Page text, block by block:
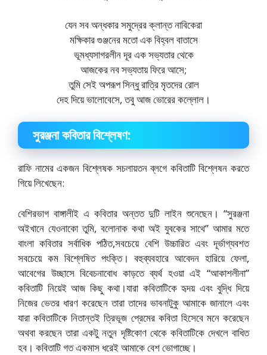
যেন সব অন্ধকার সমুদ্রের ক্লান্ত নাবিকেরা
মক্ষিকার গুঞ্জনের মতো এক বিহ্বল বাতাসে
ভূমধ্যসাগরলীন দূর এক সভ্যতার থেকে
আজকের নব সভ্যতায় ফিরে আসে;
তুমি সেই অপরূপ সিন্ধু রাত্রি মৃতদের রোল
দেহ দিয়ে ভালোবেসে, তবু আজ ভোরের কল্লোল।
সুরঞ্জনা কবিতার বিশ্লেষণ:
রাফি নামের একজন বিশ্লেষক সচলায়তন ব্লগে কবিতাটি বিশ্লেষন করতে
গিয়ে লিখেছেন:
বেশিরভাগ বাঙ্গালীই এ কবিতার অন্তত দুটি লাইন শুনেছেন। “সুরঞ্জনা
অইখানে যেওনাকো তুমি, বলোনাক কথা অই যুবকের সাথে” আমার মতে
বাংলা কবিতার সর্বাধিক পঠিত,সবচেয়ে বেশি উচ্চারিত এবং দূর্ভাগ্যবশত
সবচেয়ে কম বিশ্লেষিত পংক্তি। বহুব্যবহারে আবেদন হারিয়ে ফেলা,
আবেগের উচ্ছাসে বিবেচনাবোধ কাড়তে ব্যর্থ হওয়া এই “আকাশলীনা”
কবিতাটি নিয়েই আজ কিছু কথা।যারা কবিতাটিকে হৃদয় এবং বুদ্ধি দিয়ে
নিজের ভেতর ধারণ করেছেন তারা তাদের ভাবনাটুকু আমাকে জানালে এবং
যারা কবিতাটিকে নিতান্তই ত্রিভূজ প্রেমের কবিতা হিসেবে মনে করেছেন
অথবা করছেন তারা একটু নতুন দৃষ্টিকোণ থেকে কবিতাটিকে দেখলে বাধিত
হব। কবিতাটি গত একমাস ধরেই আমাকে বেশ ভোগাচ্ছে।